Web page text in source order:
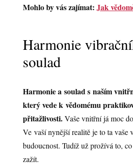
Mohlo by vás zajímat:Jak
Harmonie
soulad
Harmonie a soulad s naším
který vede k vědomému
přitažlivosti.Vaše vnitřní já moc
Ve vaší nynější realitě je to ta vaše
budoucnost. Tudíž už prožívá to,
zažít.